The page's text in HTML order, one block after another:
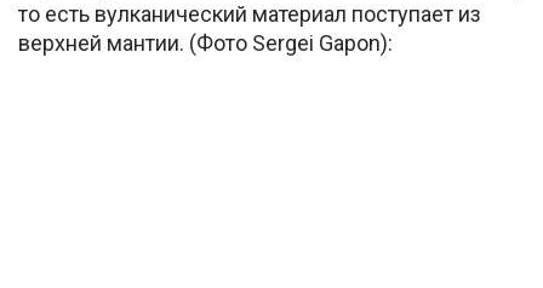
то есть вулканический материал поступает из
верхней мантии. (Фото Sergei Gapon):